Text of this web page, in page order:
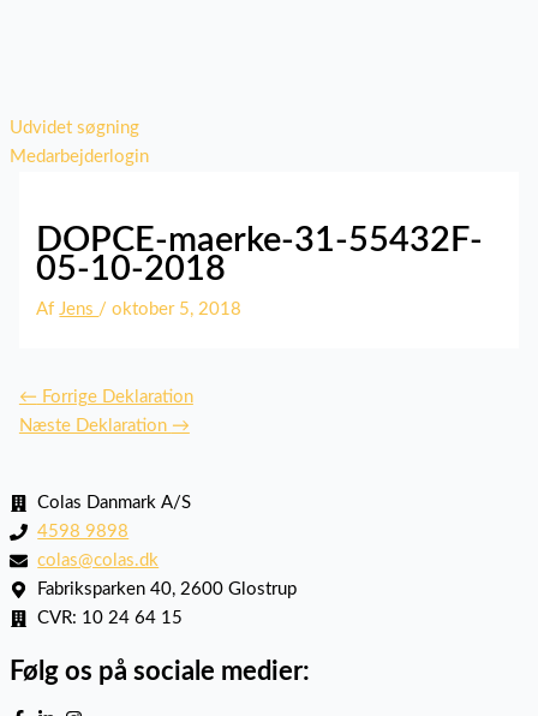
Udvidet søgning
Medarbejderlogin
DOPCE-maerke-31-55432F-
05-10-2018
Af Jens /oktober 5, 2018
← Forrige Deklaration
Næste Deklaration →
Colas Danmark A/S
4598 9898
colas@colas.dk
Fabriksparken 40, 2600 Glostrup
CVR: 10 24 64 15
Følg os på sociale medier: